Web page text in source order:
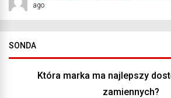
ago
SONDA
Która marka ma najlepszy
zamiennych?